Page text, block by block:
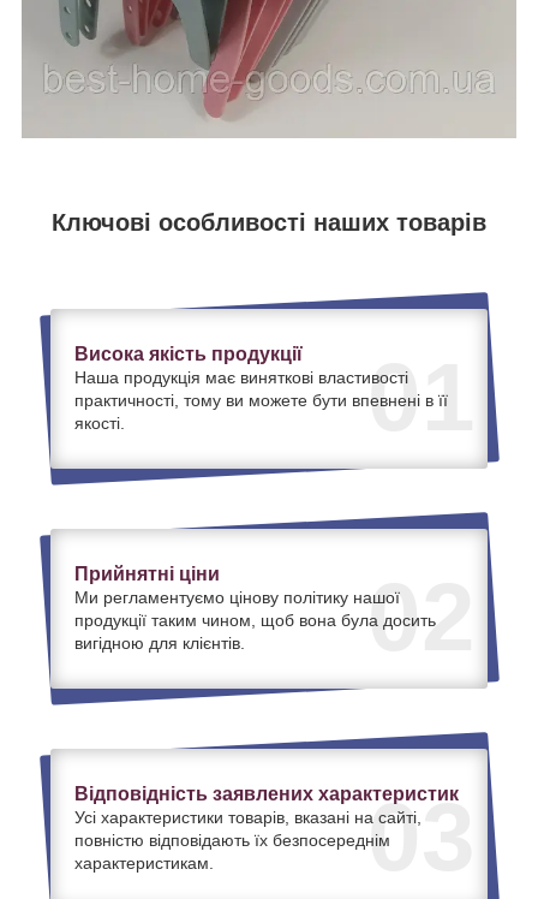
Ключові особливості наших товарів
01
Висока якість продукції
Наша продукція має виняткові властивості
практичності, тому ви можете бути впевнені в її
якості.
02
Прийнятні ціни
Ми регламентуємо цінову політику нашої
продукції таким чином, щоб вона була досить
вигідною для клієнтів.
03
Відповідність заявлених характеристик
Усі характеристики товарів, вказані на сайті,
повністю відповідають їх безпосереднім
характеристикам.